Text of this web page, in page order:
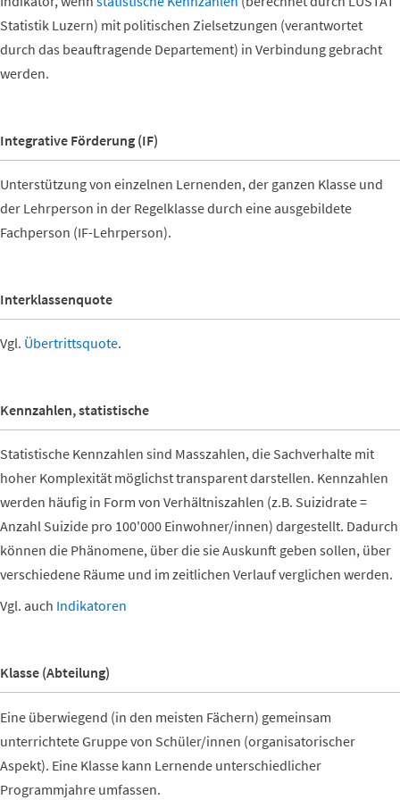
Statistik Luzern) mit politischen Zielsetzungen (verantwortet
durch das beauftragende Departement) in Verbindung gebracht
werden.
Integrative Förderung (IF)
Unterstützung von einzelnen Lernenden, der ganzen Klasse und
der Lehrperson in der Regelklasse durch eine ausgebildete
Fachperson (IF-Lehrperson).
Interklassenquote
Vgl. Übertrittsquote.
Kennzahlen, statistische
Statistische Kennzahlen sind Masszahlen, die Sachverhalte mit
hoher Komplexität möglichst transparent darstellen. Kennzahlen
werden häufig in Form von Verhältniszahlen (z.B. Suizidrate =
Anzahl Suizide pro 100'000 Einwohner/innen) dargestellt. Dadurch
können die Phänomene, über die sie Auskunft geben sollen, über
verschiedene Räume und im zeitlichen Verlauf verglichen werden.
Vgl. auch Indikatoren
Klasse (Abteilung)
Eine überwiegend (in den meisten Fächern) gemeinsam
unterrichtete Gruppe von Schüler/innen (organisatorischer
Aspekt). Eine Klasse kann Lernende unterschiedlicher
Programmjahre umfassen.